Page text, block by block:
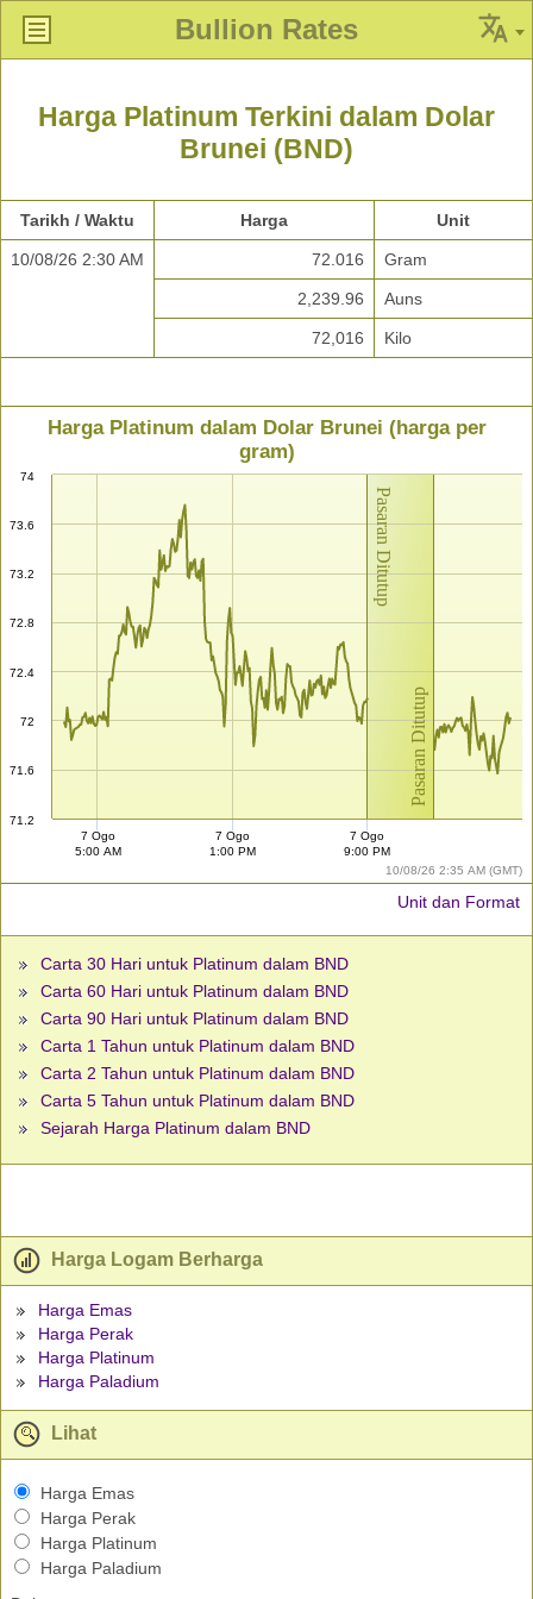
Bullion Rates
Harga Platinum Terkini dalam Dolar
Brunei (BND)
Tarikh / Waktu Harga Unit
10/08/26 2:30 AM 72.016 Gram
2,239.96 Auns
72,016 Kilo
Pasaran Ditutup
Pasaran Ditutup
10/08/26 2:35 AM (GMT)
Harga Platinum dalam Dolar Brunei (harga per
gram)
71.2
71.6
72
72.4
72.8
73.2
73.6
74
7 Ogo
5:00 AM
7 Ogo
1:00 PM
7 Ogo
9:00 PM
Unit dan Format
Carta 30 Hari untuk Platinum dalam BND
Carta 60 Hari untuk Platinum dalam BND
Carta 90 Hari untuk Platinum dalam BND
Carta 1 Tahun untuk Platinum dalam BND
Carta 2 Tahun untuk Platinum dalam BND
Carta 5 Tahun untuk Platinum dalam BND
Sejarah Harga Platinum dalam BND
Harga Logam Berharga
Harga Emas
Harga Perak
Harga Platinum
Harga Paladium
Lihat
Harga Emas
Harga Perak
Harga Platinum
Harga Paladium